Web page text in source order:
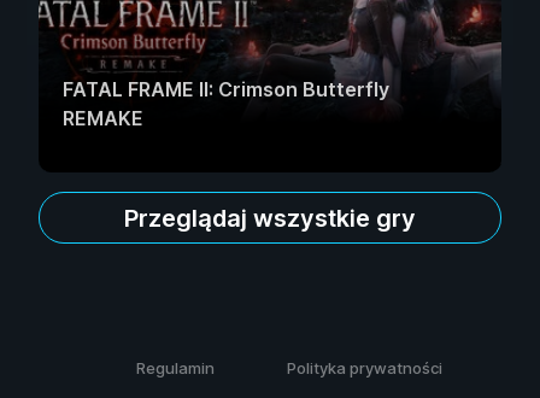
FATAL FRAME II: Crimson Butterfly
REMAKE
Przeglądaj wszystkie gry
Regulamin Polityka prywatności